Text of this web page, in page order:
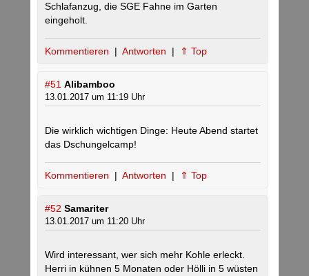
Schlafanzug, die SGE Fahne im Garten
eingeholt.
Kommentieren | Antworten | ⇑ Top
#51 Alibamboo
13.01.2017 um 11:19 Uhr
Die wirklich wichtigen Dinge: Heute Abend startet
das Dschungelcamp!
Kommentieren | Antworten | ⇑ Top
#52 Samariter
13.01.2017 um 11:20 Uhr
Wird interessant, wer sich mehr Kohle erleckt.
Herri in kühnen 5 Monaten oder Hölli in 5 wüsten